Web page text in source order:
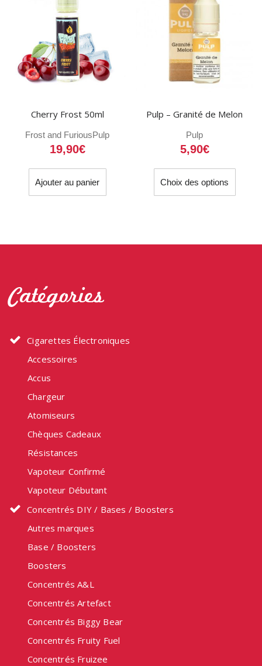
Cherry Frost 50ml
Frost and FuriousPulp
19,90€
Ajouter au panier
Pulp – Granité de Melon
Pulp
5,90€
Choix des options
Ce
a
Les
Catégories
Cigarettes Électroniques
Accessoires
Accus
Chargeur
Atomiseurs
Chèques Cadeaux
Résistances
Vapoteur Confirmé
Vapoteur Débutant
Concentrés DIY / Bases / Boosters
Autres marques
Base / Boosters
Boosters
Concentrés A&L
Concentrés Artefact
Concentrés Biggy Bear
Concentrés Fruity Fuel
Concentrés Fruizee